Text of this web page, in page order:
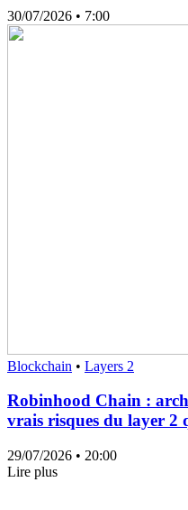
30/07/2026 • 7:00
Blockchain • Layers 2
Robinhood Chain :
vrais risques du layer 2
29/07/2026 • 20:00
Lire plus